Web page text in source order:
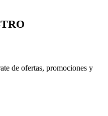
de ofertas, promociones y